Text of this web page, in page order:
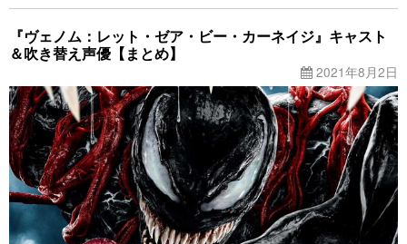
『ヴェノム：レット・ゼア・ビー・カーネイジ』キャスト
＆吹き替え声優【まとめ】
2021年8月2日